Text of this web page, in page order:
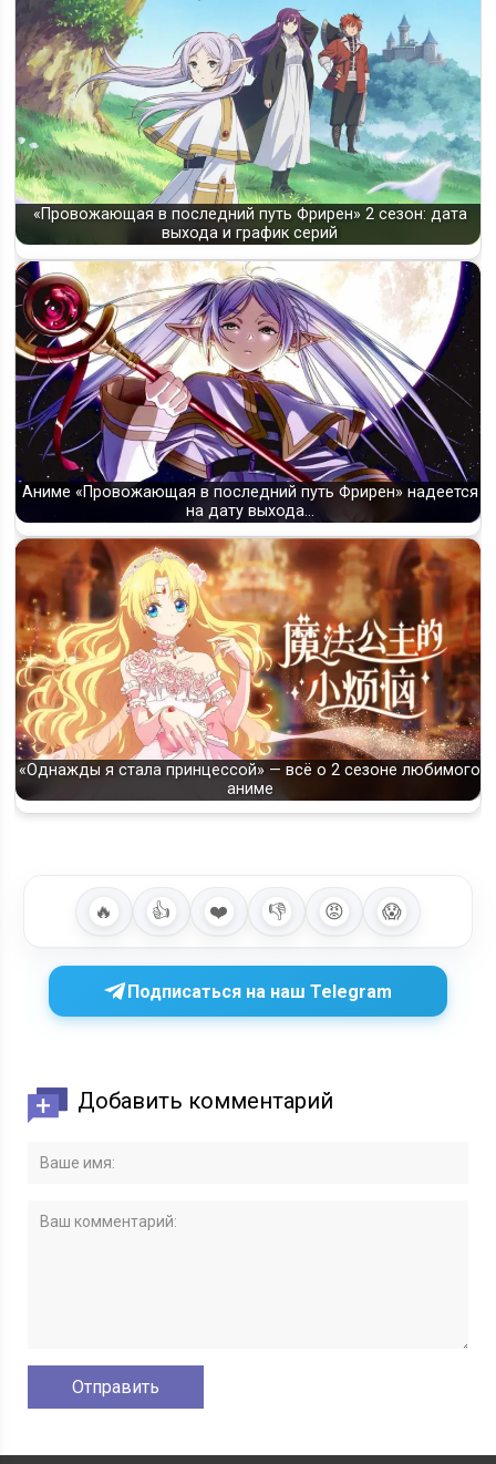
«Провожающая в последний путь Фрирен» 2 сезон: дата
выхода и график серий
Аниме «Провожающая в последний путь Фрирен» надеется
на дату выхода…
«Однажды я стала принцессой» — всё о 2 сезоне любимого
аниме
🔥 👍 ❤️ 👎 😡 😱
Подписаться на наш Telegram
Добавить комментарий